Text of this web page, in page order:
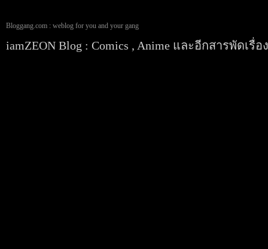
Bloggang.com : weblog for you and your gang
iamZEON Blog : Comics , Anime และอีกสารพัดเรื่อง